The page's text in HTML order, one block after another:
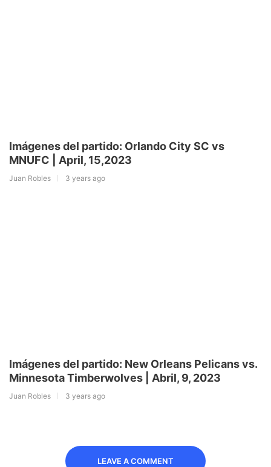
Imágenes del partido: Orlando City SC vs
MNUFC | April, 15,2023
Juan Robles 3 years ago
Imágenes del partido: New Orleans Pelicans vs.
Minnesota Timberwolves | Abril, 9, 2023
Juan Robles 3 years ago
LEAVE A COMMENT